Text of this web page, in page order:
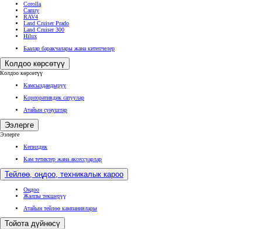
Corolla
Camry
RAV4
Land Cruiser Prado
Land Cruiser 300
Hilux
Баалар баракчалары жана китепчелер
Колдоо көрсөтүү
Колдоо көрсөтүү
Камсыздандыруу
Корпоративдик сатуулар
Атайын сунуштар
Ээлерге
Ээлерге
Кепилдик
Кам тетиктер жана аксессуарлар
Тейлөө, оңдоо, техникалык кароо
Оңдоо
Жалпы текшерүү
Атайын тейлөө кампаниялары
Тойота дүйнөсү